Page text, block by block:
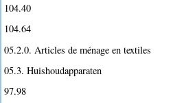
104.40
104.64
05.2.0. Articles de ménage en textiles
05.3. Huishoudapparaten
97.98